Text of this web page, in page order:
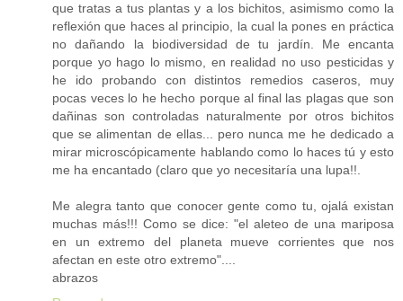
que tratas a tus plantas y a los bichitos, asimismo como la
reflexión que haces al principio, la cual la pones en práctica
no dañando la biodiversidad de tu jardín. Me encanta
porque yo hago lo mismo, en realidad no uso pesticidas y
he ido probando con distintos remedios caseros, muy
pocas veces lo he hecho porque al final las plagas que son
dañinas son controladas naturalmente por otros bichitos
que se alimentan de ellas... pero nunca me he dedicado a
mirar microscópicamente hablando como lo haces tú y esto
me ha encantado (claro que yo necesitaría una lupa!!.
Me alegra tanto que conocer gente como tu, ojalá existan
muchas más!!! Como se dice: "el aleteo de una mariposa
en un extremo del planeta mueve corrientes que nos
afectan en este otro extremo"....
abrazos